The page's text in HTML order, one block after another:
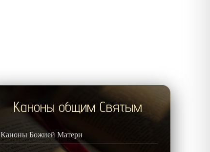
Каноны общим Святым
Каноны Божией Матери